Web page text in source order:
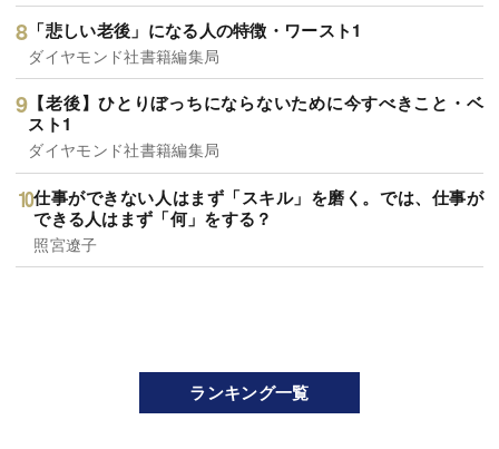
「悲しい老後」になる人の特徴・ワースト1
ダイヤモンド社書籍編集局
【老後】ひとりぼっちにならないために今すべきこと・ベ
スト1
ダイヤモンド社書籍編集局
仕事ができない人はまず「スキル」を磨く。では、仕事が
できる人はまず「何」をする？
照宮遼子
ランキング一覧